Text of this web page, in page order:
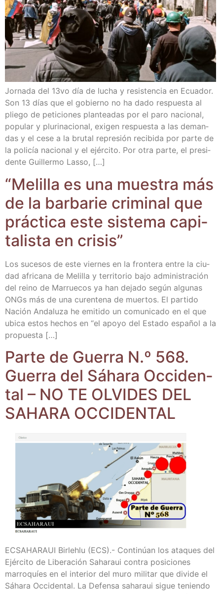
Jor­na­da del 13vo día de lucha y resis­ten­cia en Ecua­dor.
Son 13 días que el gobierno no ha dado res­pues­ta al
plie­go de peti­cio­nes plan­tea­das por el paro nacio­nal,
popu­lar y plu­ri­na­cio­nal, exi­gen res­pues­ta a las deman­
das y el cese a la bru­tal repre­sión reci­bi­da por par­te de
la poli­cía nacio­nal y el ejér­ci­to. Por otra par­te, el pre­si­
den­te Gui­ller­mo Lasso, […]
“Meli­lla es una mues­tra más
de la bar­ba­rie cri­mi­nal que
prác­ti­ca este sis­te­ma capi­
ta­lis­ta en crisis”
Los suce­sos de este vier­nes en la fron­te­ra entre la ciu­
dad afri­ca­na de Meli­lla y terri­to­rio bajo admi­nis­tra­ción
del rei­no de Marrue­cos ya han deja­do según algu­nas
ONGs más de una curen­te­na de muer­tos. El par­ti­do
Nación Anda­lu­za he emi­ti­do un comu­ni­ca­do en el que
ubi­ca estos hechos en “el apo­yo del Esta­do espa­ñol a la
propuesta […]
Par­te de Gue­rra N.º 568.
Gue­rra del Sáha­ra Occi­den­
tal – NO TE OLVIDES DEL
SAHARA OCCIDENTAL
ECSAHARAUI Bir­leh­lu (ECS).- Con­ti­núan los ata­ques del
Ejér­ci­to de Libe­ra­ción Saha­raui con­tra posi­cio­nes
marro­quíes en el inte­rior del muro mili­tar que divi­de el
Sáha­ra Occi­den­tal. La Defen­sa saha­raui sigue tenien­do